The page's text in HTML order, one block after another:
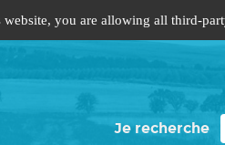
Je recherche
you are allowing all third-